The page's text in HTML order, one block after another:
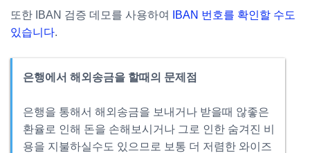
또한 IBAN 검증 데모를 사용하여
IBAN 번호를 확인할 수도
있습니다.
은행에서 해외송금을 할때의 문제점
은행을 통해서 해외송금을 보내거나 받을때 않좋은
환율로 인해 돈을 손해보시거나 그로 인한 숨겨진 비
용을 지불하실수도 있으므로 보통 더 저렴한 와이즈